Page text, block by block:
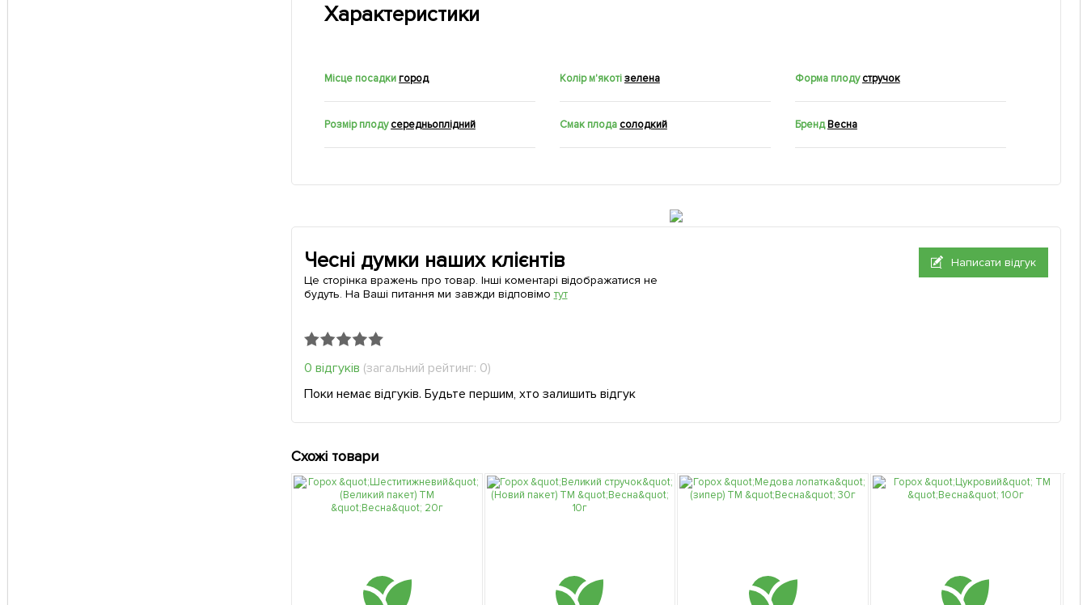
Характеристики
Місце посадкигород Колір м'якотізелена Форма плоду стручок
Розмір плоду середньоплідний Смак плода солодкий БрендВесна
Чесні думки наших клієнтів
Написати відгук
Це сторінка вражень про товар. Інші коментарі відображатися не
будуть. На Ваші питання ми завжди відповімо тут
0 відгуків (загальний рейтинг: 0)
Поки немає відгуків. Будьте першим, хто залишить відгук
Схожі товари